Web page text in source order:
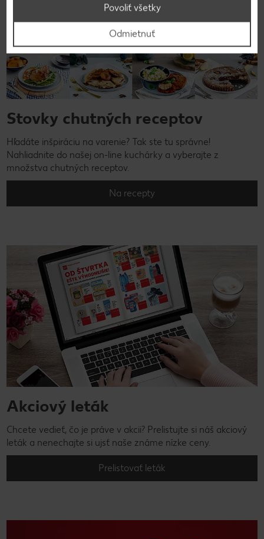
Stovky chutných receptov
Hľadáte inšpiráciu na varenie? Tak ste tu správne!
Nahliadnite do našej on-line kuchárky a vyberajte z
množstva chutných receptov.
Na recepty
Akciový leták
Chcete vedieť, čo je práve v akcii? Prelistujte si náš akciový
leták a nenechajte si ujsť naše známe nízke ceny.
Prelistovať leták
Odmietnuť
Povoliť všetky